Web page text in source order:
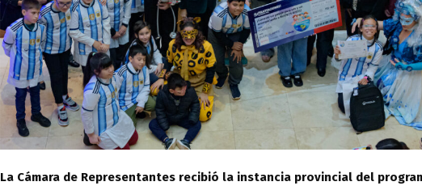
La Cámara de Representantes recibió la instancia provincial del